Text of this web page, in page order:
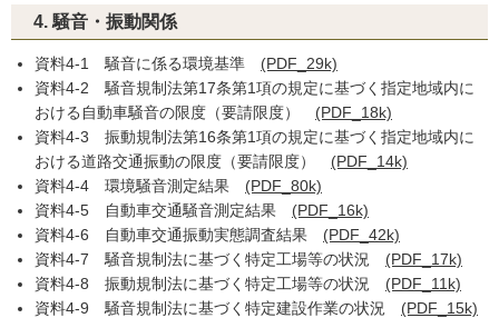
4. 騒音・振動関係
資料4-1 騒音に係る環境基準 (PDF_29k)
資料4-2 騒音規制法第17条第1項の規定に基づく指定地域内に
おける自動車騒音の限度（要請限度） (PDF_18k)
資料4-3 振動規制法第16条第1項の規定に基づく指定地域内に
おける道路交通振動の限度（要請限度） (PDF_14k)
資料4-4 環境騒音測定結果 (PDF_80k)
資料4-5 自動車交通騒音測定結果 (PDF_16k)
資料4-6 自動車交通振動実態調査結果 (PDF_42k)
資料4-7 騒音規制法に基づく特定工場等の状況 (PDF_17k)
資料4-8 振動規制法に基づく特定工場等の状況 (PDF_11k)
資料4-9 騒音規制法に基づく特定建設作業の状況 (PDF_15k)